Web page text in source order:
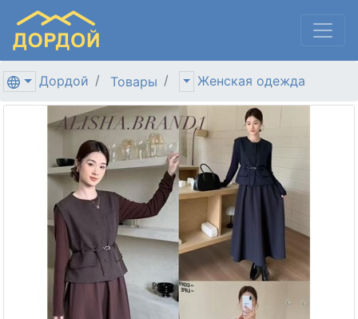
Дордой Товары Женская одежда